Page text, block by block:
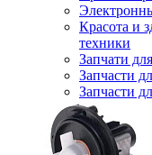
Красота и
техники
Запчати
Запчасти
Запчасти